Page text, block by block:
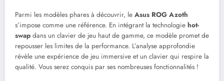
Parmi les modèles phares à découvrir, le Asus ROG Azoth
s’impose comme une référence. En intégrant la technologie hot-
swap dans un clavier de jeu haut de gamme, ce modèle promet de
repousser les limites de la performance. L’analyse approfondie
révèle une expérience de jeu immersive et un clavier qui respire la
qualité. Vous serez conquis par ses nombreuses fonctionnalités !